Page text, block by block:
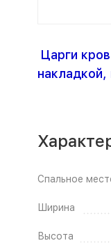
Царги
Спальное
Ширина
Высота